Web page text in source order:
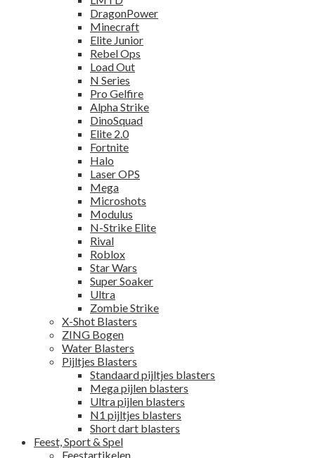
DragonPower
Minecraft
Elite Junior
Rebel Ops
Load Out
N Series
Pro Gelfire
Alpha Strike
DinoSquad
Elite 2.0
Fortnite
Halo
Laser OPS
Mega
Microshots
Modulus
N-Strike Elite
Rival
Roblox
Star Wars
Super Soaker
Ultra
Zombie Strike
X-Shot Blasters
ZING Bogen
Water Blasters
Pijltjes Blasters
Standaard pijltjes blasters
Mega pijlen blasters
Ultra pijlen blasters
N1 pijltjes blasters
Short dart blasters
Feest, Sport & Spel
Feestartikelen